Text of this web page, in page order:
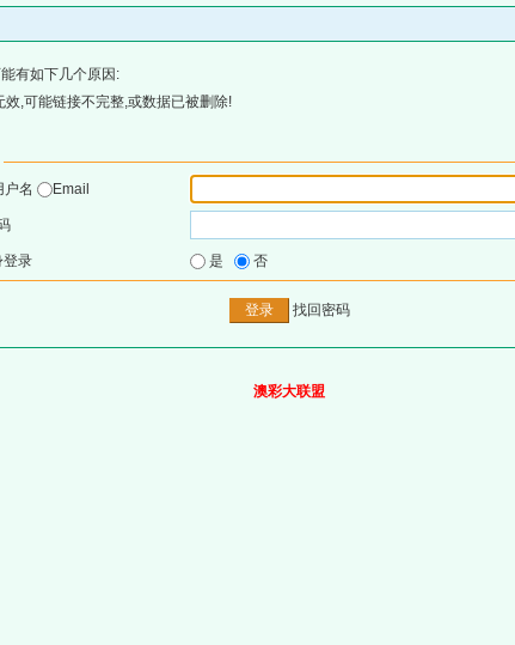
有如下几个原因:
,可能链接不完整,或数据已被删除!
户名
Email
登录 是 否
找回密码
澳彩大联盟